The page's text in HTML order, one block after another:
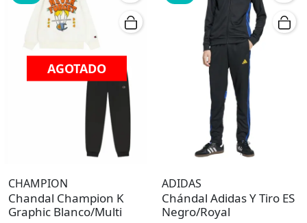
AGOTADO
CHAMPION
Chandal Champion K
Graphic Blanco/Multi
ADIDAS
Chándal Adidas Y Tiro ES
Negro/Royal